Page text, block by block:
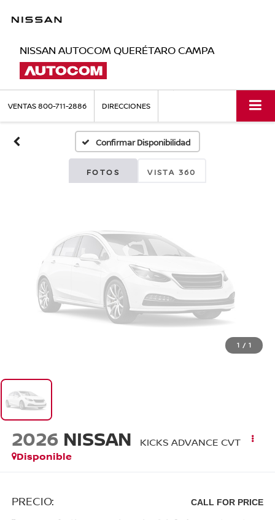
NISSAN AUTOCOM QUERÉTARO CAMPA
VENTAS800-711-2886 DIRECCIONES
Confirmar Disponibilidad
FOTOS VISTA 360
Disponibles
Por favor, revise luego
1 / 1
2026 NISSAN
KICKS ADVANCE CVT
Disponible
PRECIO: CALL FOR PRICE